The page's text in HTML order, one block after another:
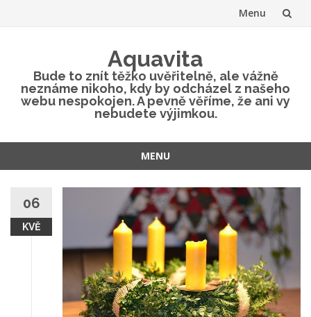
Menu
obsah
Aquavita
Bude to znít těžko uvěřitelně, ale vážně
neznáme nikoho, kdy by odcházel z našeho
webu nespokojen. A pevně věříme, že ani vy
nebudete výjimkou.
MENU
obsah06
KVĚ